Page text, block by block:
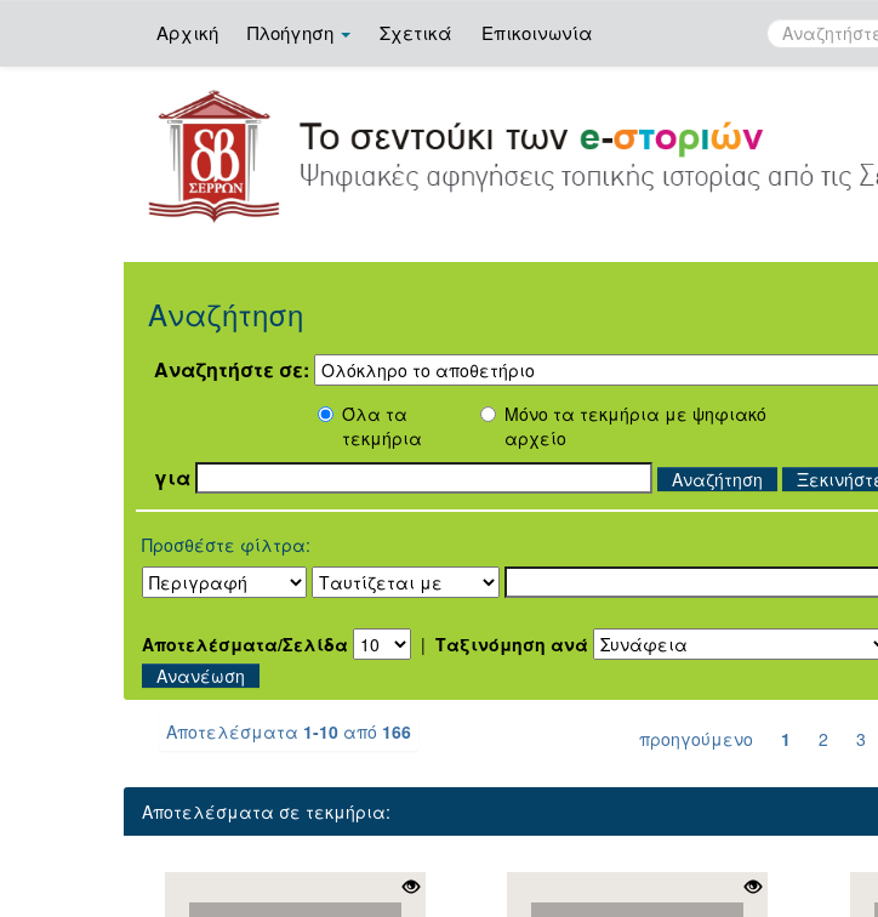
Αρχική Πλοήγηση Σχετικά Επικοινωνία
Αναζήτηση
Αναζητήστε σε:
Όλα τα
τεκμήρια
Μόνο τα τεκμήρια με ψηφιακό
αρχείο
για
Προσθέστε φίλτρα:
Αποτελέσματα/Σελίδα | Ταξινόμηση ανά
Αποτελέσματα 1-10 από 166 προηγούμενο 1 2 3
Αποτελέσματα σε τεκμήρια: